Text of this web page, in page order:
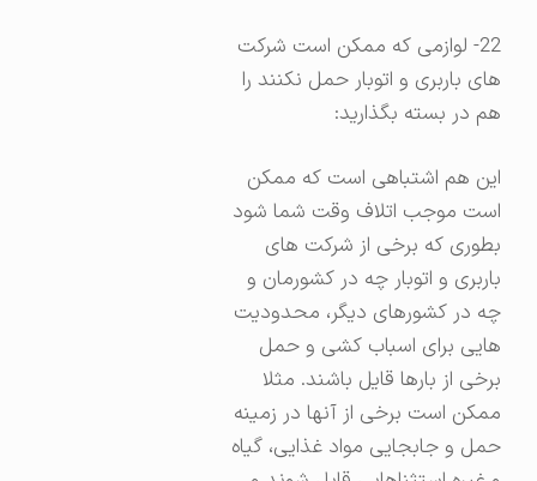
22- لوازمی که ممکن است شرکت
های باربری و اتوبار حمل نکنند را
هم در بسته بگذارید:
این هم اشتباهی است که ممکن
است موجب اتلاف وقت شما شود
بطوری که برخی از شرکت های
باربری و اتوبار چه در کشورمان و
چه در کشورهای دیگر، محدودیت
هایی برای اسباب کشی و حمل
برخی از بارها قایل باشند. مثلا
ممکن است برخی از آنها در زمینه
حمل و جابجایی مواد غذایی، گیاه